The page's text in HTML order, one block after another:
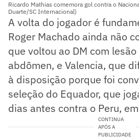
Ricardo Mathias comemora gol contra o
Duarte/SC Internacional)
A volta do jogador é
Roger Machado ainda não
que voltou ao DM com
abdômen, e Valencia, que
à disposição porque foi
seleção do Equador, que
dias antes contra o Peru,
CONTINUA
APÓS A
PUBLICIDADE